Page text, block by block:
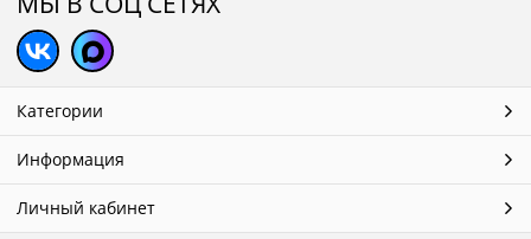
Категории
Информация
Личный кабинет